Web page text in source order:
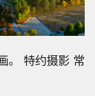
。 特约摄影 常